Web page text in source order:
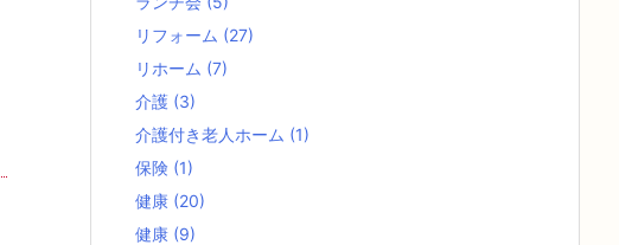
リフォーム (27)
リホーム (7)
介護 (3)
介護付き老人ホーム (1)
保険 (1)
健康 (20)
健康 (9)